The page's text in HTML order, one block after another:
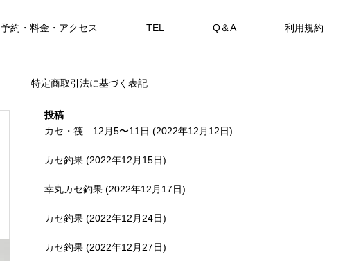
予約・料金・アクセス TEL Q＆A 利用規約
特定商取引法に基づく表記
SHOP
投稿
カセ・筏 12月5〜11日 (2022年12月12日)
カセ釣果 (2022年12月15日)
幸丸カセ釣果 (2022年12月17日)
カセ釣果 (2022年12月24日)
カセ釣果 (2022年12月27日)